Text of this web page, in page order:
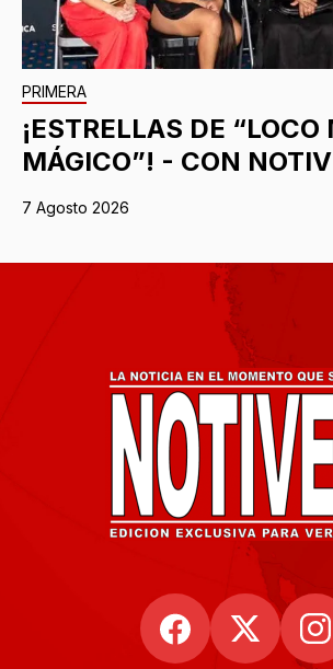
PRIMERA
¡ESTRELLAS DE “LOCO
MÁGICO”! - CON
7 Agosto 2026